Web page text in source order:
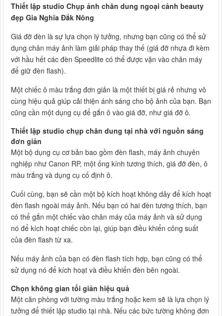
Thiết lập studio Chụp ảnh chân dung ngoại cảnh beauty
đẹp Gia Nghĩa Đắk Nông
Giá đỡ đèn là sự lựa chọn lý tưởng, nhưng bạn cũng có thể sử
dụng chân máy ảnh làm giải pháp thay thế (giá đỡ nhựa đi kèm
với hầu hết các đèn Speedlite có thể được vặn vào chân máy
để giữ đèn flash).
Một chiếc ô màu trắng đơn giản là một thiết bị giá rẻ nhưng vô
cùng hiệu quả giúp cải thiện ánh sáng cho bộ ảnh của bạn. Bạn
cũng cần một dụng cụ để gắn ô vào giá đỡ, như giá đỡ ô.
Thiết lập studio chụp chân dung tại nhà với nguồn sáng
đơn giản
Một bộ dụng cụ cơ bản bao gồm đèn flash, máy ảnh chuyên
nghiệp như Canon RP, một ống kính tương thích, giá đỡ đèn, ô
màu trắng và dụng cụ cố định ô.
Cuối cùng, bạn sẽ cần một bộ kích hoạt không dây để kích hoạt
đèn flash ngoài máy ảnh. Nếu bạn có hai đèn tương thích, bạn
có thể gắn một chiếc vào chân máy của máy ảnh và sử dụng
nó để kích hoạt chiếc còn lại, giúp bạn điều khiển công suất
của đèn flash từ xa.
Nếu máy ảnh của bạn có đèn flash tích hợp, bạn cũng có thể
sử dụng nó để kích hoạt và điều khiển đèn bên ngoài.
Chọn không gian tối giản hiệu quả
Một căn phòng với tường màu trắng hoặc kem sẽ là lựa chọn lý
tưởng để thiết lập studio tại nhà. Nếu các bức tường không đơn